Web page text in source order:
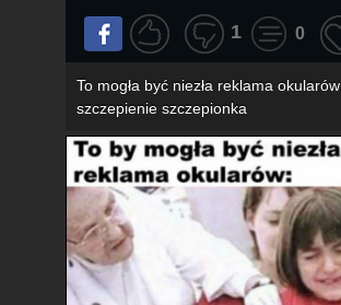
1 0
To mogła być niezła reklama okularów
szczepienie szczepionka